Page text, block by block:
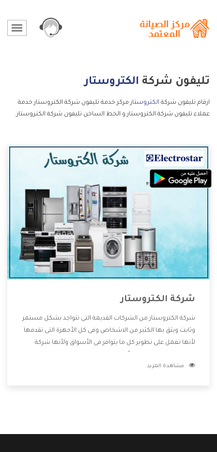
تليفون شركة الكتروستار
ارقام تليفون شركة الكتروستار مركز خدمة تليفون شركة الكتروستار خدمة
عملاء تليفون شركة الكتروستار و الخط الساخن تليفون شركة الكتروستار.
شركة الكتروستار
شركة الكتروستار من الشركات القديمة التى تتواجد بشكل مستمر
وثابت ويثق بها الكثير من الاشخاص وفى كل الأجهزة التى تقدمها
لأنها تعمل على تطوير كل ما يتوافر فى الأسواق ولأنها شركة
وتقدم للعملاء أقوى العروض والخصومات التى تسهل على
مشاهدة المزيد